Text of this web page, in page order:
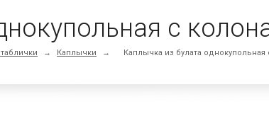
с
→ Каплычки → Каплычка из булата